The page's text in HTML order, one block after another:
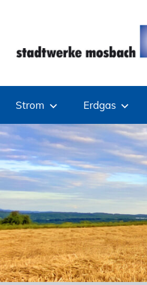
springen
Stadtwerke
Mosbach
Strom Erdgas